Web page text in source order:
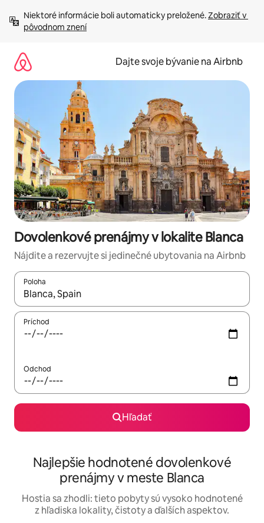
obsah.
Niektoré informácie boli automaticky preložené. Zobraziť v
pôvodnom znení
Dajte svoje bývanie na Airbnb
Dovolenkové prenájmy v lokalite Blanca
Nájdite a rezervujte si jedinečné ubytovania na Airbnb
Poloha
Keď budú výsledky k dispozícii, môžete si ich prechádzať
Príchod
Odchod
Hľadať
Najlepšie hodnotené dovolenkové
prenájmy v meste Blanca
Hostia sa zhodli: tieto pobyty sú vysoko hodnotené
z hľadiska lokality, čistoty a ďalších aspektov.